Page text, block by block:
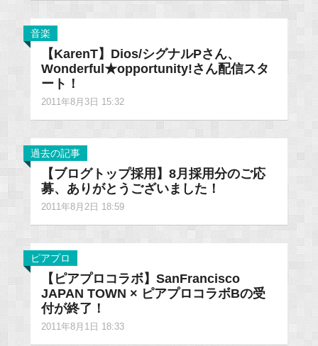
音楽
【KarenT】Dios/シグナルPさん、
Wonderful★opportunity!さん配信スタ
ート！
2011年8月3日 15:32
過去の記事
【ブログトップ採用】8月採用分のご応
募、ありがとうございました！
2011年8月2日 18:59
ピアプロ
【ピアプロコラボ】SanFrancisco
JAPAN TOWN × ピアプロコラボBの受
付が終了！
2011年8月1日 18:33